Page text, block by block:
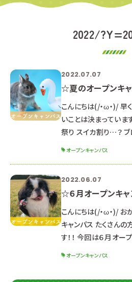
2022/
2022.07.07
☆夏のオープンキ
こんにちは(/・ω・)/
いことは決まってい
祭り スイカ割り…？
るためご注意ください！
向けオープンキャンパス
付１２：００～） ▼
オープンキャンパス
2022.06.07
☆６月オープンキ
こんにちは(/・ω・)/
キャンパス たくさん
す！！ 今回は６月オー
オープンキャンパス